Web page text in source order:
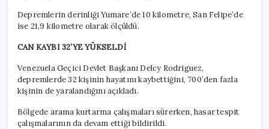
Depremlerin derinliği Yumare’de 10 kilometre, San Felipe’de
ise 21,9 kilometre olarak ölçüldü.
CAN KAYBI 32’YE YÜKSELDİ
Venezuela Geçici Devlet Başkanı Delcy Rodriguez,
depremlerde 32 kişinin hayatını kaybettiğini, 700’den fazla
kişinin de yaralandığını açıkladı.
Bölgede arama kurtarma çalışmaları sürerken, hasar tespit
çalışmalarının da devam ettiği bildirildi.